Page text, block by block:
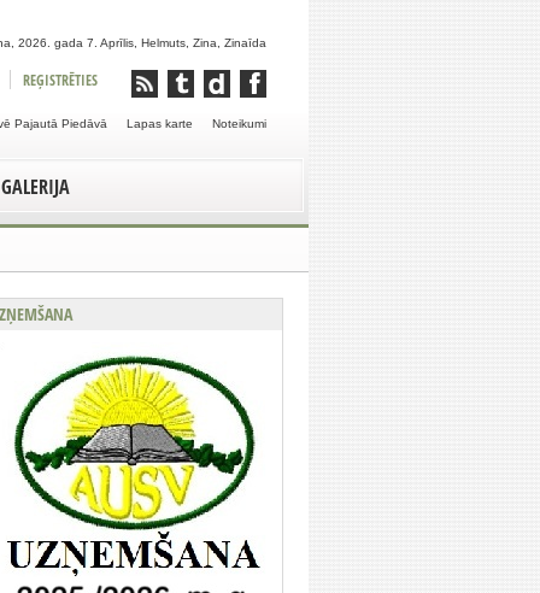
2026. gada 7. Aprīlis, Helmuts, Zina, Zinaīda
REĢISTRĒTIES
Noteikumi
Lapas karte
Pajautā Piedāvā
GALERIJA